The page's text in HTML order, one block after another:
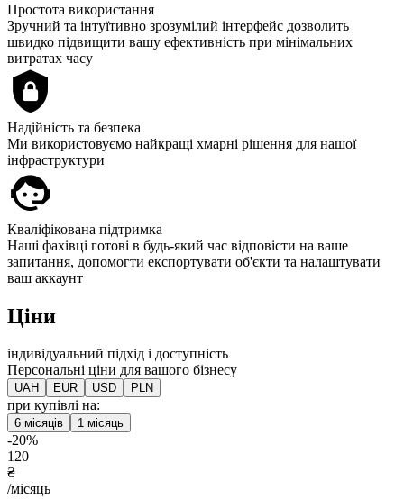
Простота використання
Зручний та інтуїтивно зрозумілий інтерфейс дозволить
швидко підвищити вашу ефективність при мінімальних
витратах часу
Надійність та безпека
Ми використовуємо найкращі хмарні рішення для нашої
інфраструктури
Кваліфікована підтримка
Наші фахівці готові в будь-який час відповісти на ваше
запитання, допомогти експортувати об'єкти та налаштувати
ваш аккаунт
Ціни
індивідуальний підхід і доступність
Персональні ціни для вашого бізнесу
UAH EUR USD PLN
при купівлі на:
6 місяців 1 місяць
-20%
120
₴
/місяць